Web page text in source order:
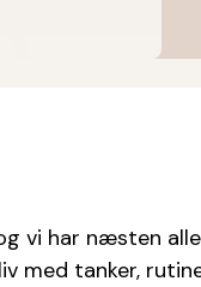
vi har næsten
med tanker,